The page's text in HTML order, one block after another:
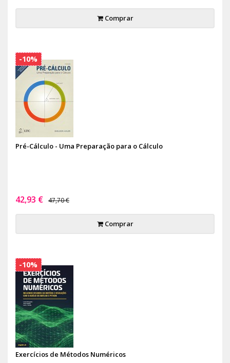
Comprar
Pré-Cálculo - Uma Preparação para o Cálculo
42,93 € 47,70 €
Comprar
-10%
Exercícios de Métodos Numéricos
-10%